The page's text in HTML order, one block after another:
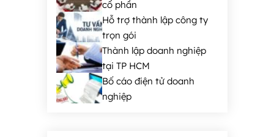
cổ phần
Hỗ trợ thành lập công ty
trọn gói
Thành lập doanh nghiệp
tại TP HCM
Bố cáo điện tử doanh
nghiệp